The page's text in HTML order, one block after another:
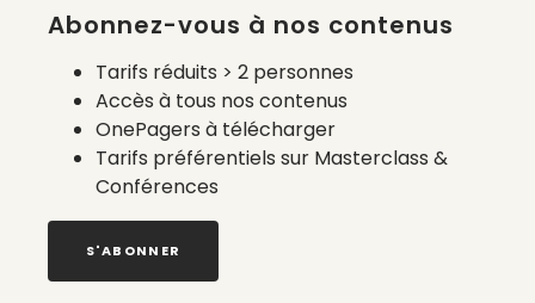
en utilisant leur argent à bon escient. Par
pipelines de combustibles fossiles
destructeurs ou encore en soutenant des
petites entreprises.
Quelles sont les
mesures de Green
America pour lutter
Abonnez-vous à nos contenus
Tarifs réduits > 2 personnes
Accès à tous nos contenus
OnePagers à télécharger
Tarifs préférentiels sur Masterclass &
Conférences
S'ABONNER